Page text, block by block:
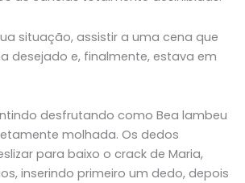
situação, assistir a uma cena que
desejado e, finalmente, estava em
desfrutando como Bea lambeu
molhada. Os dedos
para baixo o crack de Maria,
inserindo primeiro um dedo, depois